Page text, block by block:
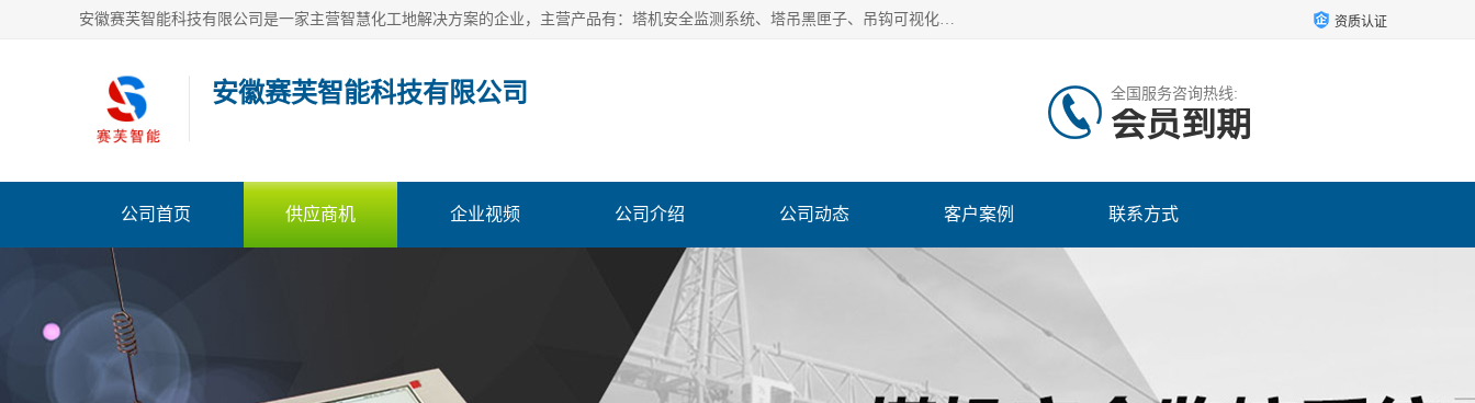
安徽赛芙智能科技有限公司是一家主营智慧化工地解决方案的企业，主营产品有：塔机安全监测系统、塔吊黑匣子、吊钩可视化、吊钩可视化系统、塔机安全监控系统、塔机黑匣子等。创建至今始终关注用户需求，为用户提供有的产品和服务。 资质认证
安徽赛芙智能科技有限公司 全国服务咨询热线:
会员到期
公司首页 供应商机 企业视频 公司介绍 公司动态 客户案例 联系方式